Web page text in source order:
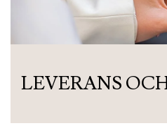
LEVERANS